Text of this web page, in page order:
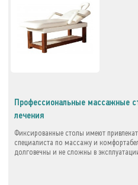
Профессиональные массажные
лечения
Фиксированные столы имеют
специалиста по массажу и
долговечны и не сложны в